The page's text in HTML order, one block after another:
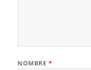
NOMBRE *